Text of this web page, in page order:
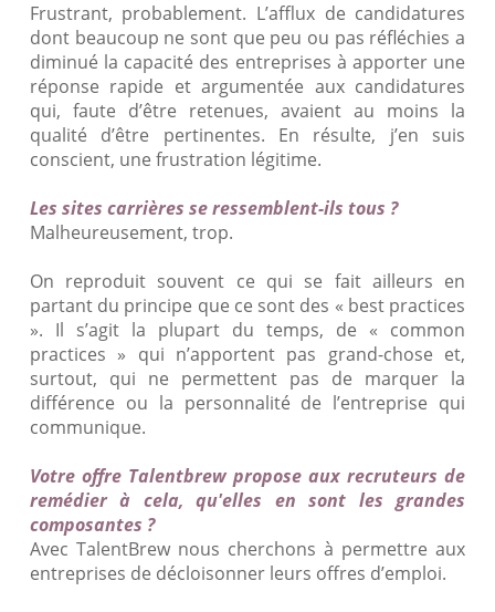
Frustrant, probablement. L’afflux de candidatures
dont beaucoup ne sont que peu ou pas réfléchies a
diminué la capacité des entreprises à apporter une
réponse rapide et argumentée aux candidatures
qui, faute d’être retenues, avaient au moins la
qualité d’être pertinentes. En résulte, j’en suis
conscient, une frustration légitime.
Les sites carrières se ressemblent-ils tous ?
Malheureusement, trop.
On reproduit souvent ce qui se fait ailleurs en
partant du principe que ce sont des « best practices
». Il s’agit la plupart du temps, de « common
practices » qui n’apportent pas grand-chose et,
surtout, qui ne permettent pas de marquer la
différence ou la personnalité de l’entreprise qui
communique.
Votre offre Talentbrew propose aux recruteurs de
remédier à cela, qu'elles en sont les grandes
composantes ?
Avec TalentBrew nous cherchons à permettre aux
entreprises de décloisonner leurs offres d’emploi.